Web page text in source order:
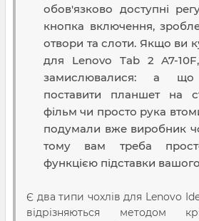
обов'язково доступні
кнопка включення,
отвори та слоти. Якщо ви
для Lenovo Tab 2 A7-
замислювалися: а
поставити планшет на
фільм чи просто рука
подумали вже виробник
тому вам треба
функцією підставки
Є два типи чохлів для Lenovo
відрізняються методом